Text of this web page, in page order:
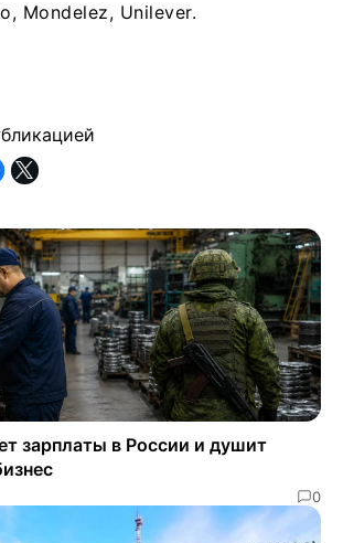
Mondelez, Unilever.
зарплаты в России и душит
0